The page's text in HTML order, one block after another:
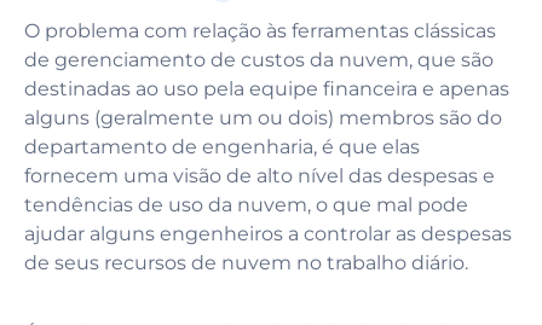
O problema com relação às ferramentas clássicas
de gerenciamento de custos da nuvem, que são
destinadas ao uso pela equipe financeira e apenas
alguns (geralmente um ou dois) membros são do
departamento de engenharia, é que elas
fornecem uma visão de alto nível das despesas e
tendências de uso da nuvem, o que mal pode
ajudar alguns engenheiros a controlar as despesas
de seus recursos de nuvem no trabalho diário.